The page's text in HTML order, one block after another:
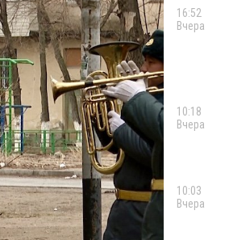
16:52
Вчера
10:18
Вчера
10:03
Вчера